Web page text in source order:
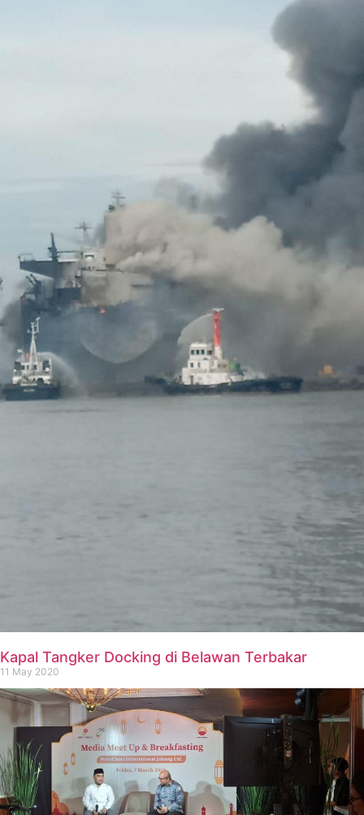
Kapal Tangker Docking di Belawan Terbakar
11 May 2020